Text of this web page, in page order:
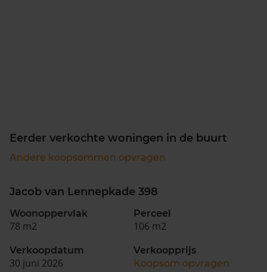
Eerder verkochte woningen in de buurt
Andere koopsommen opvragen
Jacob van Lennepkade 398
Woonoppervlak
78 m2
Perceel
106 m2
Verkoopdatum
30 juni 2026
Verkoopprijs
Koopsom opvragen